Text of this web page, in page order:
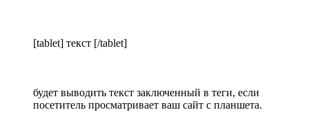
[tablet] текст [/tablet]
будет выводить текст заключенный в теги, если
посетитель просматривает ваш сайт с планшета.